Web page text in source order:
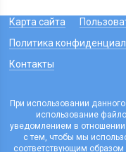
Карта сайта
Политика
Контакты
При использовании
использование
уведомлением в
с тем, чтобы мы
соответствующим образом